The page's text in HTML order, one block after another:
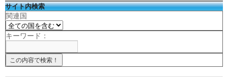
サイト内検索
関連国
キーワード：